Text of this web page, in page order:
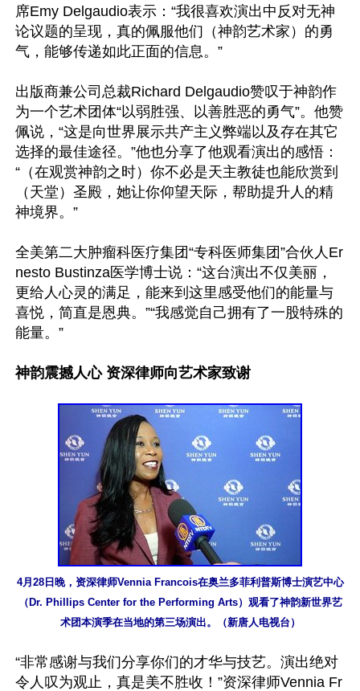
席Emy Delgaudio表示：“我很喜欢演出中反对无神
论议题的呈现，真的佩服他们（神韵艺术家）的勇
气，能够传递如此正面的信息。”
出版商兼公司总裁Richard Delgaudio赞叹于神韵作
为一个艺术团体“以弱胜强、以善胜恶的勇气”。他赞
佩说，“这是向世界展示共产主义弊端以及存在其它
选择的最佳途径。”他也分享了他观看演出的感悟：
“（在观赏神韵之时）你不必是天主教徒也能欣赏到
（天堂）圣殿，她让你仰望天际，帮助提升人的精
神境界。”
全美第二大肿瘤科医疗集团“专科医师集团”合伙人Er
nesto Bustinza医学博士说：“这台演出不仅美丽，
更给人心灵的满足，能来到这里感受他们的能量与
喜悦，简直是恩典。”“我感觉自己拥有了一股特殊的
能量。”
神韵震撼人心 资深律师向艺术家致谢
4月28日晚，资深律师Vennia Francois在奥兰多菲利普斯博士演艺中心
（Dr. Phillips Center for the Performing Arts）观看了神韵新世界艺
术团本演季在当地的第三场演出。（新唐人电视台）
“非常感谢与我们分享你们的才华与技艺。演出绝对
令人叹为观止，真是美不胜收！”资深律师Vennia Fr